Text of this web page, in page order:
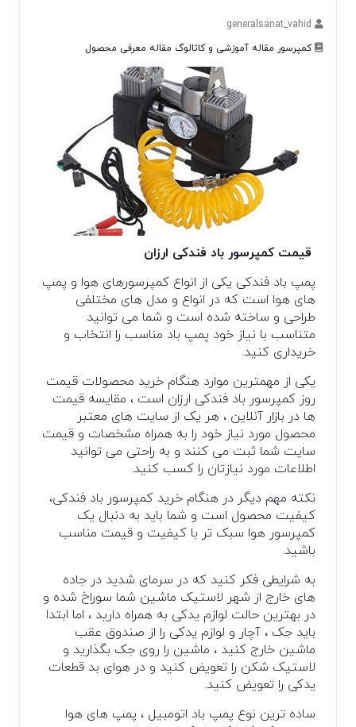
کمپرسور مقاله آموزشی و کاتالوگ مقاله معرفی محصول
قیمت کمپرسور باد فندکی ارزان
پمپ باد فندکی یکی از انواع کمپرسورهای هوا و پمپ
های هوا است که در انواع و مدل های مختلفی
طراحی و ساخته شده است و شما می توانید
متناسب با نیاز خود پمپ باد مناسب را انتخاب و
خریداری کنید.
یکی از مهمترین موارد هنگام خرید محصولات قیمت
روز کمپرسور باد فندکی ارزان است ، مقایسه قیمت
ها در بازار آنلاین ، هر یک از سایت های معتبر
محصول مورد نیاز خود را به همراه مشخصات و قیمت
سایت شما ثبت می کنند و به راحتی می توانید
اطلاعات مورد نیازتان را کسب کنید.
نکته مهم دیگر در هنگام خرید کمپرسور باد فندکی،
کیفیت محصول است و شما باید به دنبال یک
کمپرسور هوا سبک تر با کیفیت و قیمت مناسب
باشید.
به شرایطی فکر کنید که در سرمای شدید در جاده
های خارج از شهر لاستیک ماشین شما سوراخ شده و
در بهترین حالت لوازم یدکی به همراه دارید ، اما ابتدا
باید جک ، آچار و لوازم یدکی را از صندوق عقب
ماشین خارج کنید ، ماشین را روی جک بگذارید و
لاستیک شکن را تعویض کنید و در هوای بد قطعات
یدکی را تعویض کنید.
ساده ترین نوع پمپ باد اتومبیل ، پمپ های هوا